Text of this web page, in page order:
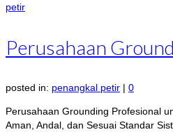
petir
Perusahaan
posted in: penangkal petir | 0
Perusahaan Grounding Profesional
Aman, Andal, dan Sesuai Standar